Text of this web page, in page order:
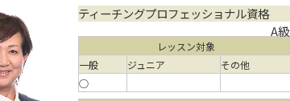
ティーチングプロフェッショナル資格
A級
レッスン対象
一般
ジュニア
その他
○